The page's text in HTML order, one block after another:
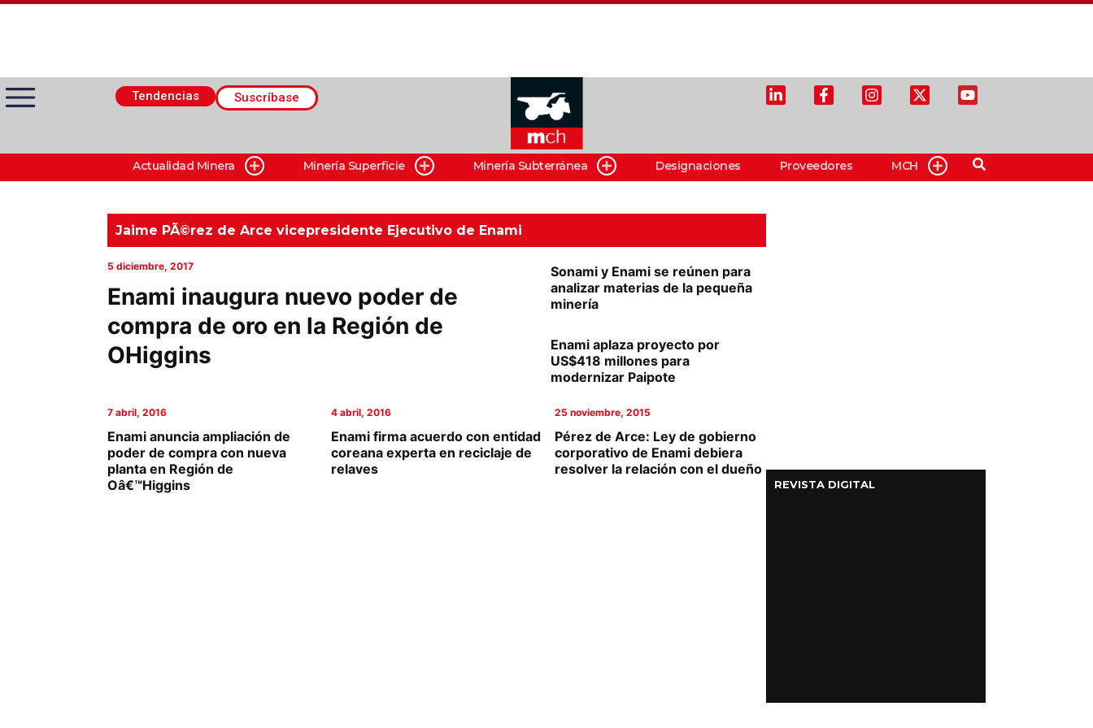
Tendencias Suscríbase
Actualidad Minera
Minería Superficie
Minerí­a Subterránea
Calendario de Eventos
Actualidad Minera Minería Superficie Minería Subterránea Designaciones Proveedores MCH
Jaime PÃ©rez de Arce vicepresidente Ejecutivo de Enami
5 diciembre, 2017
Enami inaugura nuevo poder de
compra de oro en la Región de
OHiggins
Sonami y Enami se reúnen para
analizar materias de la pequeña
minería
Enami aplaza proyecto por
US$418 millones para
modernizar Paipote
7 abril, 2016
Enami anuncia ampliación de
poder de compra con nueva
planta en Región de
Oâ€™Higgins
4 abril, 2016
Enami firma acuerdo con entidad
coreana experta en reciclaje de
relaves
25 noviembre, 2015
Pérez de Arce: Ley de gobierno
corporativo de Enami debiera
resolver la relación con el dueño
REVISTA DIGITAL